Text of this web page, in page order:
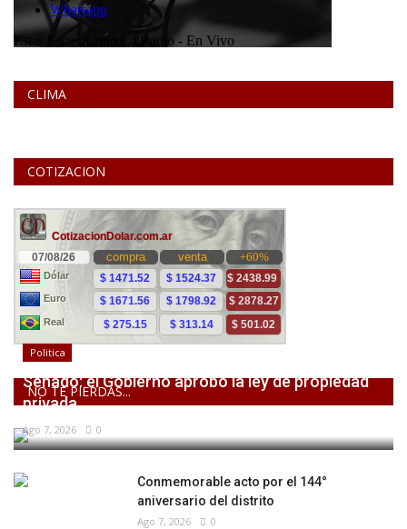
CLIMA
COTIZACION
NO TE PIERDAS...
Politica
Senado: el Gobierno aprobó la ley de propiedad
privada,...
Ago 7, 2026 0
Conmemorable acto por el 144°
aniversario del distrito
Ago 7, 2026 0